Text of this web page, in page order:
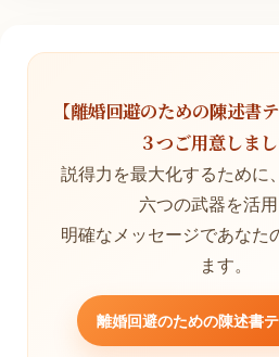
【離婚回避のための陳述書
３つご用意しまし
説得力を最大化するために
六つの武器を活用
明確なメッセージであなた
ます。
離婚回避のための陳述書